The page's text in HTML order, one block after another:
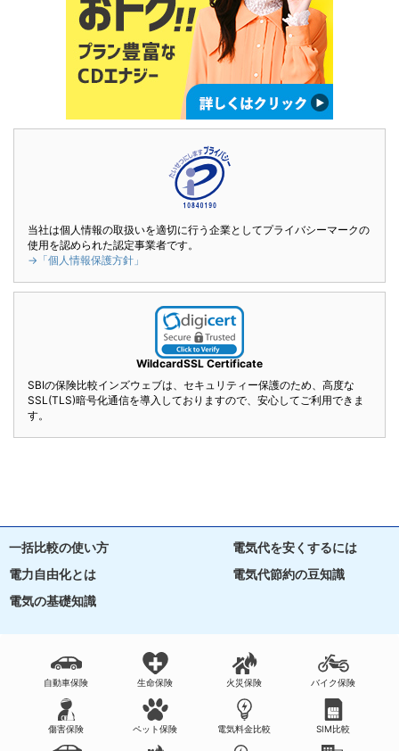
当社は個人情報の取扱いを適切に行う企業としてプライバシーマークの
使用を認められた認定事業者です。
→「個人情報保護方針」
WildcardSSL Certificate
SBIの保険比較インズウェブは、セキュリティー保護のため、高度な
SSL(TLS)暗号化通信を導入しておりますので、安心してご利用できま
す。
一括比較の使い方
電気代を安くするには
電力自由化とは
電気代節約の豆知識
電気の基礎知識
自動車保険 生命保険 火災保険 バイク保険
傷害保険 ペット保険 電気料金比較 SIM比較